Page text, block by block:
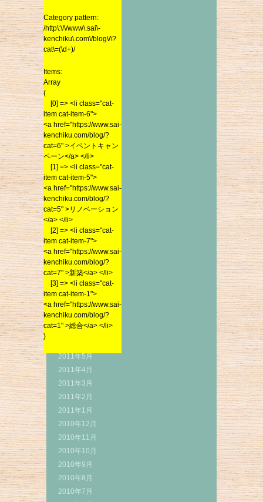
2013年6月
2013年5月
2013年4月
2013年2月
2013年1月
2012年12月
2012年11月
2012年10月
2012年9月
2012年8月
2012年7月
2012年6月
2012年5月
2012年4月
2012年3月
2012年2月
2012年1月
2011年12月
2011年11月
2011年9月
2011年8月
2011年7月
2011年5月
2011年4月
2011年3月
2011年2月
2011年1月
2010年12月
2010年11月
2010年10月
2010年9月
2010年8月
2010年7月
/http\:\/\/www\.sai\-
kenchiku\.com\/blog\/\?
cat\=(\d+)/
Array
(
[0] => <li class="cat-
item cat-item-6">
<a href="https://www.sai-
kenchiku.com/blog/?
cat=6" >イベントキャン
ペーン</a> </li>
[1] => <li class="cat-
item cat-item-5">
<a href="https://www.sai-
kenchiku.com/blog/?
cat=5" >リノベーション
</a> </li>
[2] => <li class="cat-
item cat-item-7">
<a href="https://www.sai-
kenchiku.com/blog/?
cat=7" >新築</a> </li>
[3] => <li class="cat-
item cat-item-1">
<a href="https://www.sai-
kenchiku.com/blog/?
cat=1" >総合</a> </li>
)
Category pattern:
/http\:\/\/www\.sai\-
kenchiku\.com\/blog\/\?
cat\=(\d+)/
Items:
Array
(
[0] => <li class="cat-
item cat-item-6">
<a href="https://www.sai-
kenchiku.com/blog/?
cat=6" >イベントキャン
ペーン</a> </li>
[1] => <li class="cat-
item cat-item-5">
<a href="https://www.sai-
kenchiku.com/blog/?
cat=5" >リノベーション
</a> </li>
[2] => <li class="cat-
item cat-item-7">
<a href="https://www.sai-
kenchiku.com/blog/?
cat=7" >新築</a> </li>
[3] => <li class="cat-
item cat-item-1">
<a href="https://www.sai-
kenchiku.com/blog/?
cat=1" >総合</a> </li>
)